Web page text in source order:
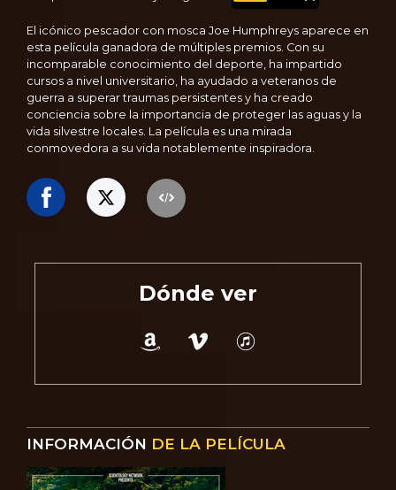
El icónico pescador con mosca Joe Humphreys aparece en
esta película ganadora de múltiples premios. Con su
incomparable conocimiento del deporte, ha impartido
cursos a nivel universitario, ha ayudado a veteranos de
guerra a superar traumas persistentes y ha creado
conciencia sobre la importancia de proteger las aguas y la
vida silvestre locales. La película es una mirada
conmovedora a su vida notablemente inspiradora.
Dónde ver
INFORMACIÓN DE LA PELÍCULA